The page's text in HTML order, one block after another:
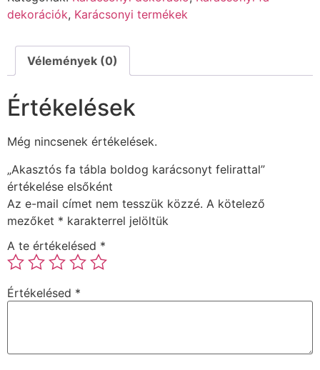
dekorációk, Karácsonyi termékek
Vélemények (0)
Értékelések
Még nincsenek értékelések.
„Akasztós fa tábla boldog karácsonyt felirattal”
értékelése elsőként
Az e-mail címet nem tesszük közzé. A kötelező
mezőket * karakterrel jelöltük
A te értékelésed *
Értékelésed *